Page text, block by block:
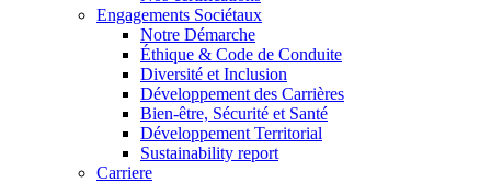
Engagements Sociétaux
Notre Démarche
Éthique & Code de Conduite
Diversité et Inclusion
Développement des Carrières
Bien-être, Sécurité et Santé
Développement Territorial
Sustainability report
Carriere